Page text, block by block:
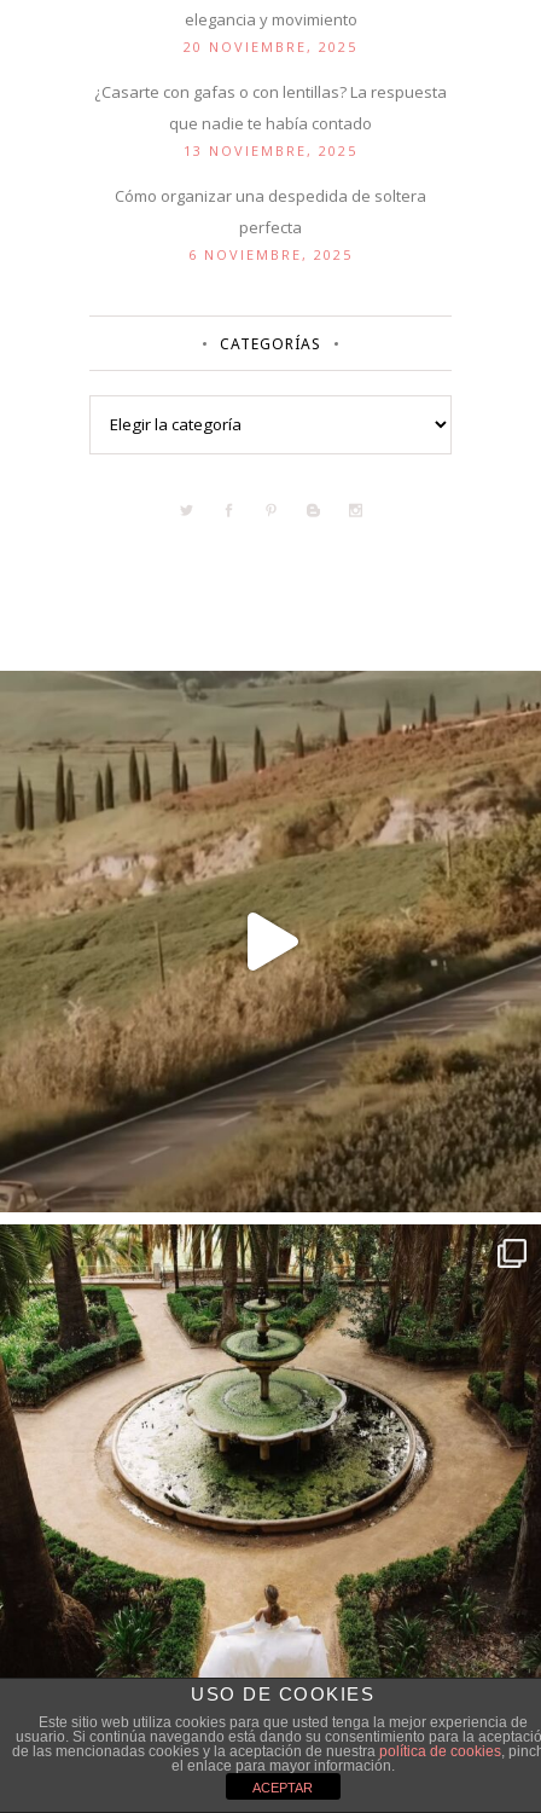
elegancia y movimiento
20 NOVIEMBRE, 2025
¿Casarte con gafas o con lentillas? La respuesta
que nadie te había contado
13 NOVIEMBRE, 2025
Cómo organizar una despedida de soltera
perfecta
6 NOVIEMBRE, 2025
CATEGORÍAS
USO DE COOKIES
Este sitio web utiliza cookies para que usted tenga la mejor experiencia de
usuario. Si continúa navegando está dando su consentimiento para la
de las mencionadas cookies y la aceptación de nuestra política de cookies,
el enlace para mayor información.
ACEPTAR